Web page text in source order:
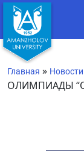
Главная » Новости
ОЛИМПИАДЫ